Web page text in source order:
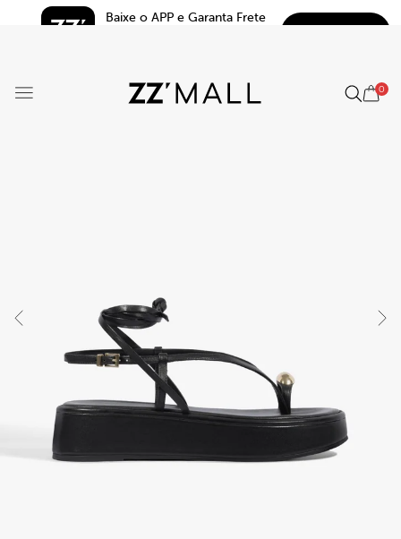
Baixe o APP e Garanta Frete
0